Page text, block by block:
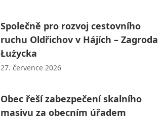
Společně pro rozvoj cestovního
ruchu Oldřichov v Hájích – Zagroda
Łużycka
27. července 2026
Obec řeší zabezpečení skalního
masivu za obecním úřadem